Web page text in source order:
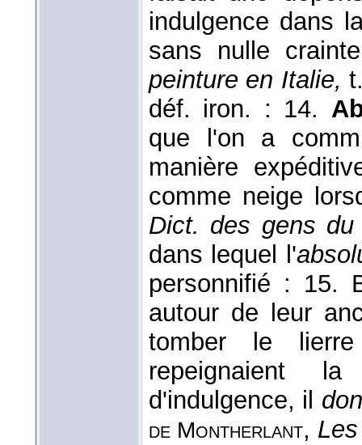
indulgence dans
sans nulle
peinture en Italie,
déf. iron. : 14.
que l'on a
manière
comme neige
Dict. des gens du
dans lequel l'
personnifié : 15.
autour de leur
tomber le
repeignaient
d'indulgence, il
de Montherlant,